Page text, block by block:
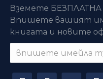
Вземете БЕЗПЛАТНА
Впишете вашият
книгата и новите